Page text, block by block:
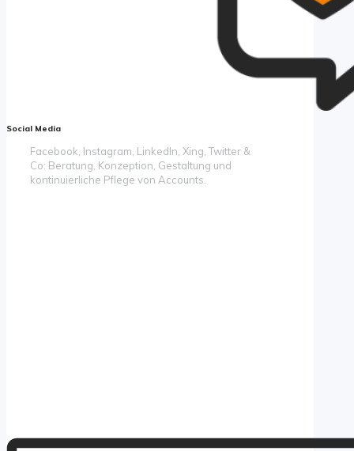
Social Media
Facebook, Instagram, LinkedIn, Xing, Twitter &
Co: Beratung, Konzeption, Gestaltung und
kontinuierliche Pflege von Accounts.